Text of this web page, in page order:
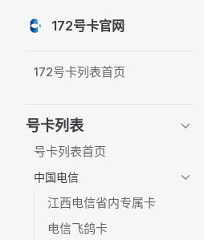
Skip to content
172号卡官网
172号卡列表首页
号卡列表
号卡列表首页
中国电信
江西电信省内专属卡
电信飞鸽卡